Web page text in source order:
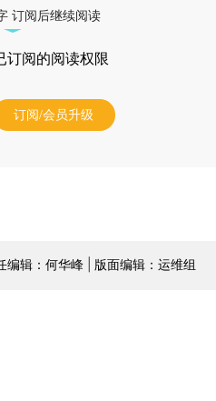
订阅后继续阅读
订阅的阅读权限
订阅/会员升级
编辑：何华峰 | 版面编辑：运维组